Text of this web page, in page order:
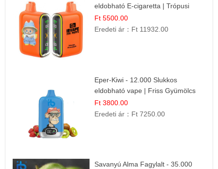
eldobható E-cigaretta | Trópusi
Ízélmény
Ft 5500.00
Eredeti ár： Ft 11932.00
Eper-Kiwi - 12.000 Slukkos
eldobható vape | Friss Gyümölcs
Kombináció
Ft 3800.00
Eredeti ár： Ft 7250.00
Savanyú Alma Fagylalt - 35.000